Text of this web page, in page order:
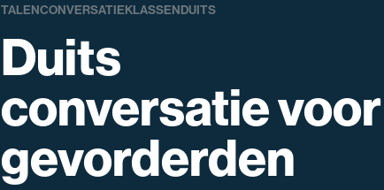
TALENCONVERSATIEKLASSENDUITS
Duits
conversatie voor
gevorderden